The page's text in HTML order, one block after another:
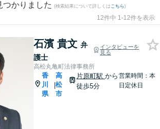
つかりました (検索結果について詳しくは こちら)
12件中 1-12件を表示
石濱 貴文 弁
護士
インタビューを
見る
高松丸亀町法律事務所
香
川
県
|
高
松
市
片原町駅 から
徒歩5分
営業時間：本
日定休日